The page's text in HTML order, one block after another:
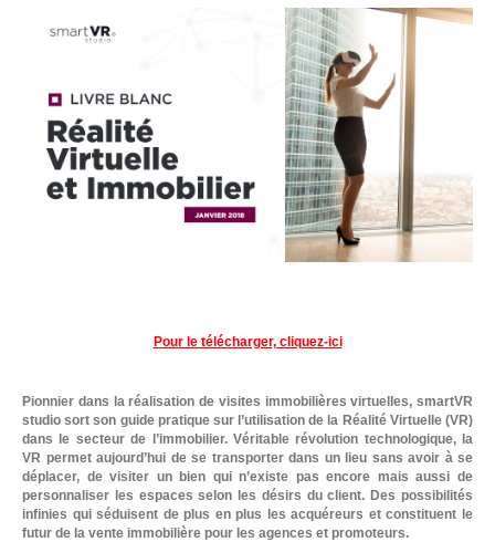
Pour le télécharger, cliquez-ici
Pionnier dans la réalisation de visites immobilières virtuelles, smartVR
studio sort son guide pratique sur l’utilisation de la Réalité Virtuelle (VR)
dans le secteur de l’immobilier. Véritable révolution technologique, la
VR permet aujourd’hui de se transporter dans un lieu sans avoir à se
déplacer, de visiter un bien qui n’existe pas encore mais aussi de
personnaliser les espaces selon les désirs du client. Des possibilités
infinies qui séduisent de plus en plus les acquéreurs et constituent le
futur de la vente immobilière pour les agences et promoteurs.